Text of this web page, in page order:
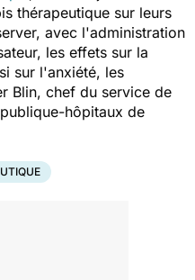
thérapeutique sur leurs
avec l'administration
les effets sur la
sur l'anxiété, les
Blin, chef du service de
hôpitaux de